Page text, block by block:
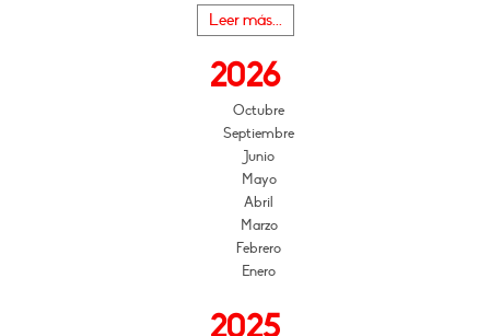
Leer más...
2026
Octubre
Septiembre
Junio
Mayo
Abril
Marzo
Febrero
Enero
2025